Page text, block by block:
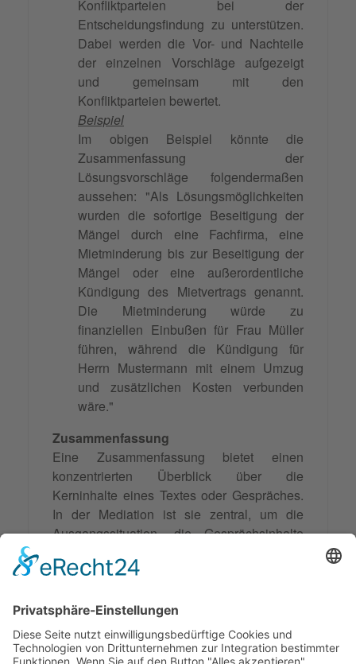
Konfliktparteien bei der
Entscheidungsfindung zu unterstützen.
Dabei werden die Vor- und Nachteile
der einzelnen Vorschläge aufgezeigt
und gemeinsam mit den
Konfliktparteien bewertet.
Beispiel
Im obigen Beispiel könnte die
Zusammenfassung der
Lösungsvorschläge folgendermaßen
aussehen: "Als Lösungsmöglichkeiten
wurden die sofortige Beseitigung der
Mängel durch eine Fachfirma, eine
Mietminderung bis zur Beseitigung der
Mängel oder eine außerordentliche
Kündigung des Mietvertrags genannt.
Die Mietminderung würde zu
finanziellen Einbußen für Frau Müller
führen, während die Kündigung für
Herrn Mustermann mit einem Umzug
und zusätzlichen Kosten verbunden
wäre."
Zusammenfassung
Eine Zusammenfassung bietet einen
konzentrierten Überblick über die
Kerninhalte eines Textes oder Gespräches.
In der Mediation ist sie zentral, um die
Ausgangssituation, die Gesprächsinhalte
klären. Sie hilft dabei, die Positionen und
eine Basis fürKonfliktlösungen
Der Mediator erstellt die Zusammenfassung,
welche der Kommunikation dient und bei der